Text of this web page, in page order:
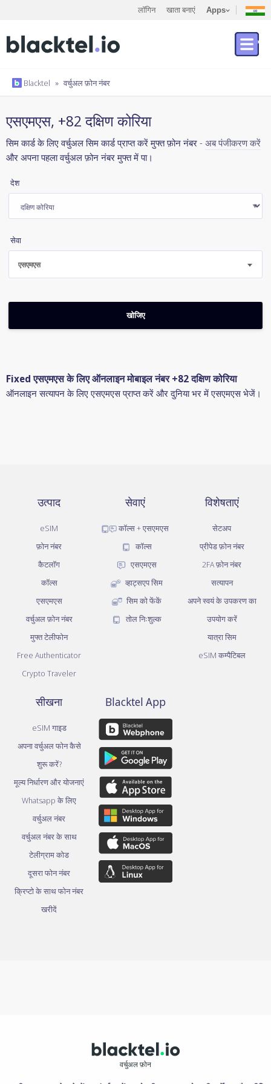
लॉगिन खाता बनाएं Apps
Blacktel » वर्चुअल फ़ोन नंबर
एसएमएस, +82 दक्षिण कोरिया
सिम कार्ड के लिए वर्चुअल सिम कार्ड प्राप्त करें मुफ्त फ़ोन नंबर - अब पंजीकरण करें
और अपना पहला वर्चुअल फ़ोन नंबर मुफ्त में पा।
देश
सेवा
एसएमएस
Fixed एसएमएस के लिए ऑनलाइन मोबाइल नंबर +82 दक्षिण कोरिया
ऑनलाइन सत्यापन के लिए एसएमएस प्राप्त करें और दुनिया भर में एसएमएस भेजें।
उत्पाद
eSIM
फ़ोन नंबर
कैटलॉग
कॉल्स
एसएमएस
वर्चुअल फ़ोन नंबर
मुफ्त टेलीफोन
Free Authenticator
Crypto Traveler
सेवाएं
कॉल्स + एसएमएस
कॉल्स
एसएमएस
व्हाट्सएप सिम
सिम को फेंकें
तोल निःशुल्क
विशेषताएं
सेटअप
प्रीपेड फ़ोन नंबर
2FA फ़ोन नंबर
सत्यापन
अपने स्वयं के उपकरण का
उपयोग करें
यात्रा सिम
eSIM कम्पैटिबल
सीखना
eSIM गाइड
अपना वर्चुअल फोन कैसे
शुरू करें?
मूल्य निर्धारण और योजनाएं
Whatsapp के लिए
वर्चुअल नंबर
वर्चुअल नंबर के साथ
टेलीग्राम कोड
दूसरा फोन नंबर
क्रिप्टो के साथ फोन नंबर
खरीदें
Blacktel App
वर्चुअल फ़ोन